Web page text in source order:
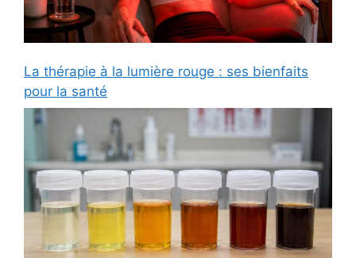
La thérapie à la lumière rouge : ses bienfaits
pour la santé